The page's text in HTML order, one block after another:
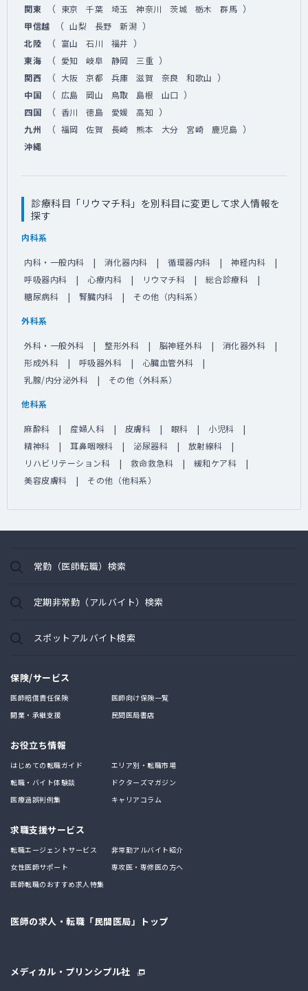
関東 （ 東京 千葉 埼玉 神奈川 茨城 栃木 群馬 ）
甲信越 （ 山梨 長野 新潟 ）
北陸 （ 富山 石川 福井 ）
東海 （ 愛知 岐阜 静岡 三重 ）
関西 （ 大阪 京都 兵庫 滋賀 奈良 和歌山 ）
中国 （ 広島 岡山 鳥取 島根 山口 ）
四国 （ 香川 徳島 愛媛 高知 ）
九州 （ 福岡 佐賀 長崎 熊本 大分 宮崎 鹿児島 ）
沖縄
診療科目「リウマチ科」を別科目に変更して求人情報を
探す
内科系
内科・一般内科 消化器内科 循環器内科
神経内科
呼吸器内科
心療内科 リウマチ科
総合診療科
糖尿病科
腎臓内科 その他（内科系）
外科系
外科・一般外科 整形外科 脳神経外科
消化器外科
形成外科
呼吸器外科
心臓血管外科
乳腺/内分泌外科
その他（外科系）
他科系
麻酔科 産婦人科 皮膚科 眼科
小児科
精神科
耳鼻咽喉科 泌尿器科
放射線科
リハビリテーション科
救命救急科
緩和ケア科
美容皮膚科
その他（他科系）
常勤（医師転職）検索
定期非常勤（アルバイト）検索
スポットアルバイト検索
保険/サービス
医師賠償責任保険
医師向け保険一覧
開業・承継支援
民間医局書店
お役立ち情報
はじめての転職ガイド
エリア別・転職市場
転職・バイト体験談
ドクターズマガジン
医療過誤判例集
キャリアコラム
求職支援サービス
転職エージェントサービス
非常勤アルバイト紹介
女性医師サポート
専攻医・専修医の方へ
医師転職のおすすめ求人特集
医師の求人・転職「民間医局」トップ
メディカル・プリンシプル社